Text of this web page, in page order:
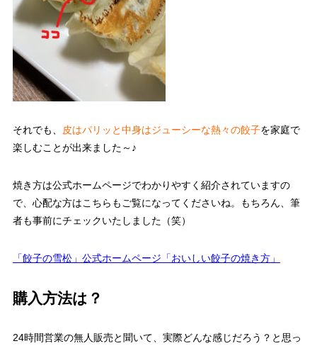
それでも、 皮はパリッと中身はジューシーな熱々の餃子を家庭で
楽しむことが出来ました～♪
焼き方は公式ホームページでわかりやすく紹介されていますの
で、心配な方はこちらもご覧になってくださいね。もちろん、筆
者も事前にチェックいたしました（笑）
「餃子の雪松」公式ホームページ「おいしい餃子の焼き方」
購入方法は？
24時間営業の無人販売と聞いて、実際どんな感じだろう？と思っ